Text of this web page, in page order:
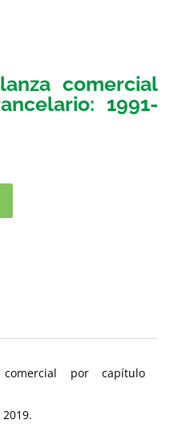
comercial
1991-
por capítulo